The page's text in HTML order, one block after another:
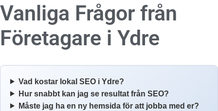
Vanliga Frågor från
Företagare i Ydre
Vad kostar lokal SEO i Ydre?
Hur snabbt kan jag se resultat från SEO?
Måste jag ha en ny hemsida för att jobba med er?